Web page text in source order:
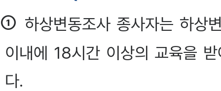
① 하상변동조사 종사자는 하상
이내에 18시간 이상의 교육을
다.